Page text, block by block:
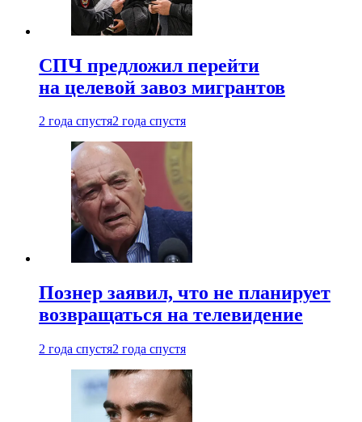
СПЧ предложил перейти
на целевой завоз мигрантов
2 года спустя2 года спустя
Познер заявил, что не планирует
возвращаться на телевидение
2 года спустя2 года спустя